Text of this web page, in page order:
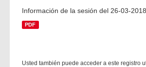
Información de la sesión del 26-03-2018
PDF
Usted también puede acceder a este registro